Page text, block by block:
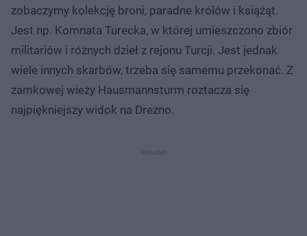
zobaczymy kolekcję broni, paradne królów i książąt.
Jest np. Komnata Turecka, w której umieszczono zbiór
militariów i różnych dzieł z rejonu Turcji. Jest jednak
wiele innych skarbów, trzeba się samemu przekonać. Z
zamkowej wieży Hausmannsturm roztacza się
najpiękniejszy widok na Drezno.